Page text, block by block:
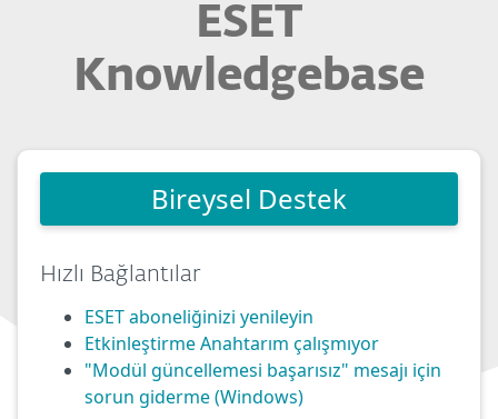
ESET
Knowledgebase
Bireysel Destek
Hızlı Bağlantılar
ESET aboneliğinizi yenileyin
Etkinleştirme Anahtarım çalışmıyor
"Modül güncellemesi başarısız" mesajı için
sorun giderme (Windows)